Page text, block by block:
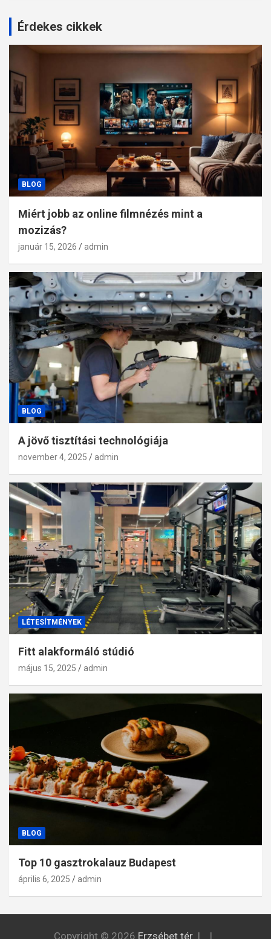
Érdekes cikkek
BLOG
Miért jobb az online filmnézés mint a
mozizás?
január 15, 2026 admin
BLOG
A jövő tisztítási technológiája
november 4, 2025 admin
LÉTESÍTMÉNYEK
Fitt alakformáló stúdió
május 15, 2025 admin
BLOG
Top 10 gasztrokalauz Budapest
április 6, 2025 admin
Copyright © 2026 Erzsébet tér